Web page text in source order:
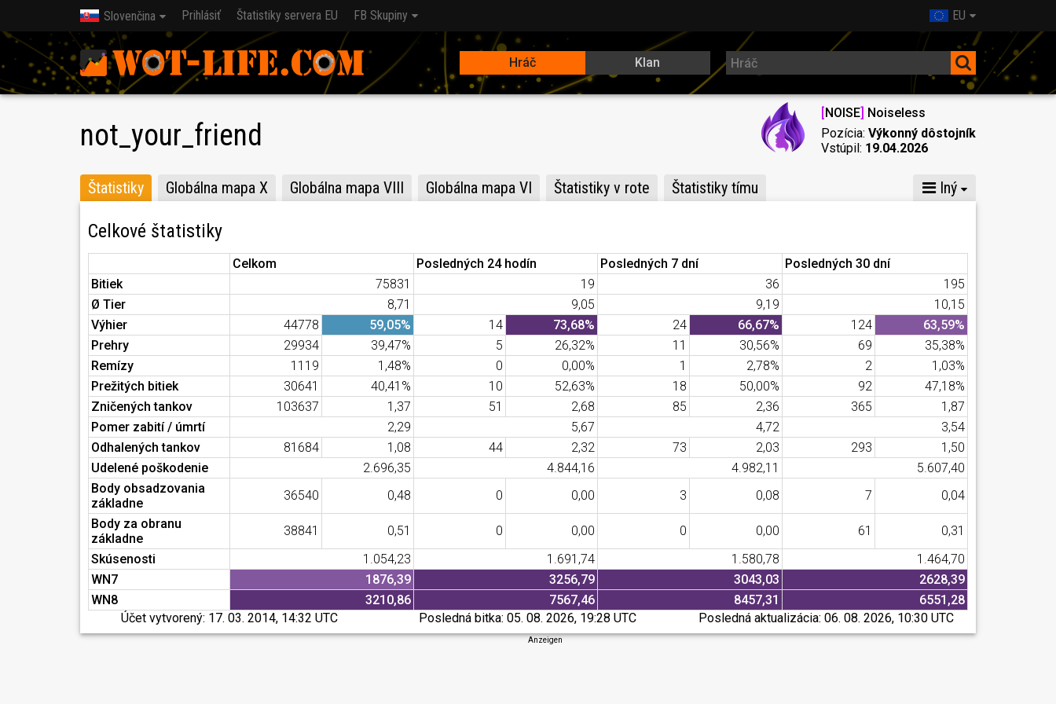
Slovenčina EU
Prihlásiť Štatistiky servera EU FB Skupiny
Hráč Klan
not_your_friend
[NOISE] Noiselеss
Pozícia: Výkonný dôstojník
Vstúpil: 19.04.2026
Štatistiky Globálna mapa X Globálna mapa VIII Globálna mapa VI Štatistiky v rote Štatistiky tímu Iný
Celkové štatistiky
Celkom Posledných 24 hodín Posledných 7 dní
Posledných 30 dní
Bitiek
75831 19 36
195
Ø Tier
8,71 9,05 9,19
10,15
Výhier
44778 59,05% 14 73,68% 24 66,67% 124
63,59%
Prehry
29934 39,47% 5 26,32% 11 30,56% 69
35,38%
Remízy
1119 1,48% 0 0,00% 1 2,78% 2
1,03%
Prežitých bitiek
30641 40,41% 10 52,63% 18 50,00% 92
47,18%
Zničených tankov
103637 1,37 51 2,68 85 2,36 365
1,87
Pomer zabití / úmrtí
2,29 5,67 4,72
3,54
Odhalených tankov
81684 1,08 44 2,32 73 2,03 293
1,50
Udelené poškodenie
2.696,35 4.844,16 4.982,11
5.607,40
Body obsadzovania
základne
36540 0,48 0 0,00 3 0,08 7
0,04
Body za obranu
základne
38841 0,51 0 0,00 0 0,00 61
0,31
Skúsenosti
1.054,23 1.691,74 1.580,78
1.464,70
WN7
1876,39 3256,79 3043,03
2628,39
WN8
3210,86 7567,46 8457,31
6551,28
Účet vytvorený: 17. 03. 2014, 14:32 UTC Posledná bitka:05. 08. 2026, 19:28 UTC Posledná aktualizácia:06. 08. 2026, 10:30 UTC
Anzeigen